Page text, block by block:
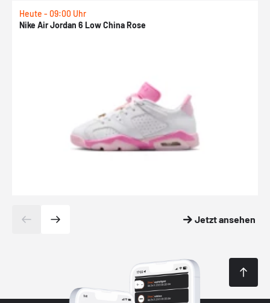
Heute - 09:00 Uhr
Nike Air Jordan 6 Low China Rose
Jetzt ansehen